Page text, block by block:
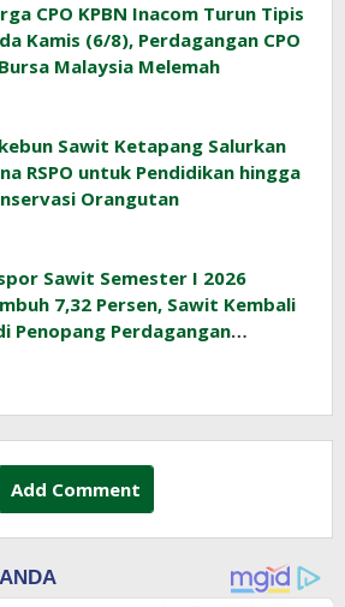
CPO KPBN Inacom Turun Tipis
Kamis (6/8), Perdagangan CPO
Malaysia Melemah
Sawit Ketapang Salurkan
RSPO untuk Pendidikan hingga
Orangutan
Sawit Semester I 2026
7,32 Persen, Sawit Kembali
Penopang Perdagangan
Add Comment